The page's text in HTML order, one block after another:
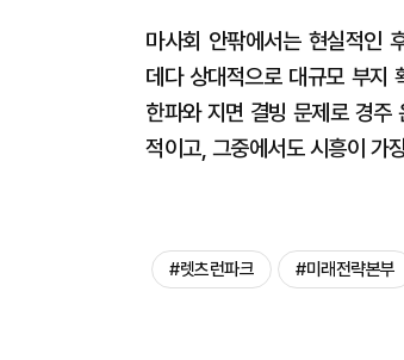
마사회 안팎에서는 현실적인
데다 상대적으로 대규모 부지
한파와 지면 결빙 문제로 경주
적이고, 그중에서도 시흥이 가
#렛츠런파크 #미래전략본부